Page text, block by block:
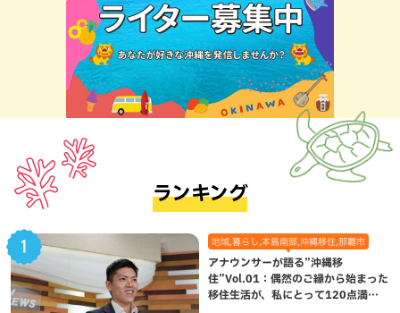
ランキング
地域,暮らし,本島南部,沖縄移住,那覇市
アナウンサーが語る”沖縄移
住”Vol.01：偶然のご縁から始まった
移住生活が、私にとって120点満点